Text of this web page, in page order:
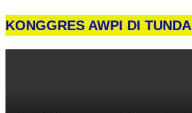
KONGGRES AWPI DI TUNDA